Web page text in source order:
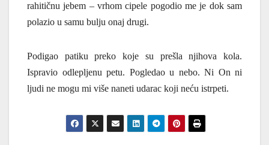
rahitičnu jebem – vrhom cipele pogodio me je dok sam
polazio u samu bulju onaj drugi.
Podigao patiku preko koje su prešla njihova kola.
Ispravio odlepljenu petu. Pogledao u nebo. Ni On ni
ljudi ne mogu mi više naneti udarac koji neću istrpeti.